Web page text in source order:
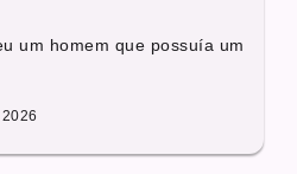
um homem que possuía um